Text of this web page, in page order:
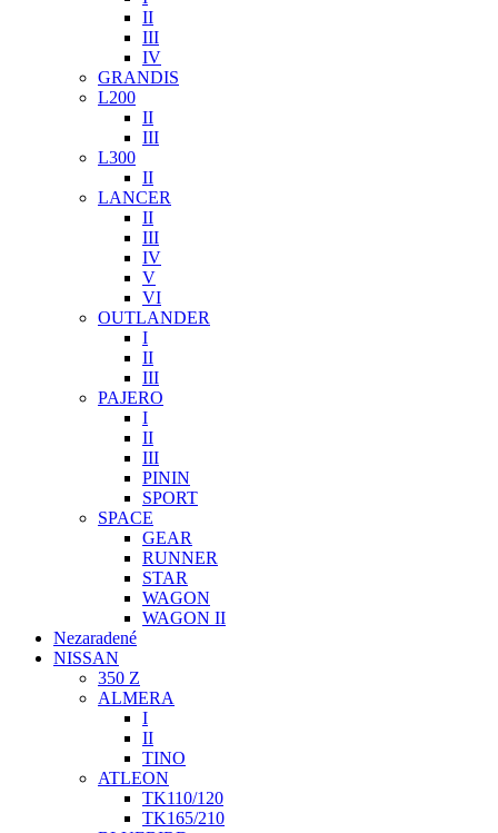
II
III
IV
GRANDIS
L200
II
III
L300
II
LANCER
II
III
IV
V
VI
OUTLANDER
I
II
III
PAJERO
I
II
III
PININ
SPORT
SPACE
GEAR
RUNNER
STAR
WAGON
WAGON II
Nezaradené
NISSAN
350 Z
ALMERA
I
II
TINO
ATLEON
TK110/120
TK165/210